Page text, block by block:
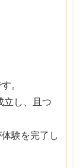
。
立し、且つ
験を完了し